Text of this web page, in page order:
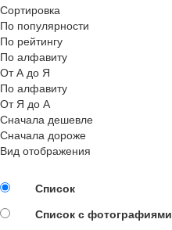
Сортировка
По популярности
По рейтингу
По алфавиту
От А до Я
По алфавиту
От Я до А
Сначала дешевле
Сначала дороже
Вид отображения
Список
Список с фотографиями